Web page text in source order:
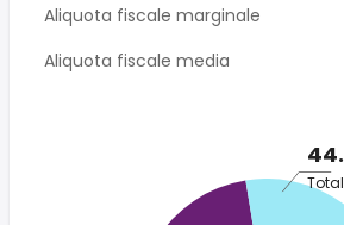
Aliquota fiscale marginale
Aliquota fiscale media